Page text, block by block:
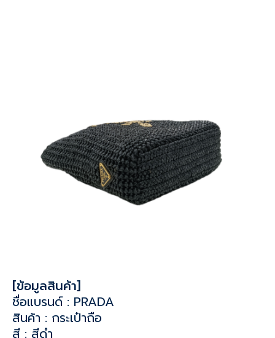
[ข้อมูลสินค้า]
ชื่อแบรนด์ : PRADA
สินค้า : กระเป๋าถือ
สี : สีดำ